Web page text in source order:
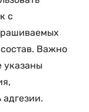
с
Важно
указаны